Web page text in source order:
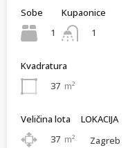
Sobe
1
Kupaonice
1
Kvadratura
37 m²
Veličina lota
37 m²
LOKACIJA
Zagreb